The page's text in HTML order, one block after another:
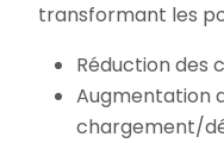
transformant les
Réduction des
Augmentation
chargement/